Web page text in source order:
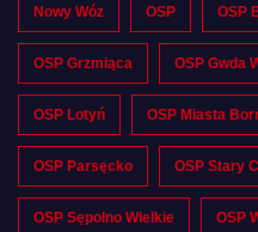
Nowy Wóz OSP OSP
OSP Grzmiąca OSP Gwda
OSP Lotyń OSP Miasta
OSP Parsęcko OSP Stary
OSP Sępolno Wielkie OSP